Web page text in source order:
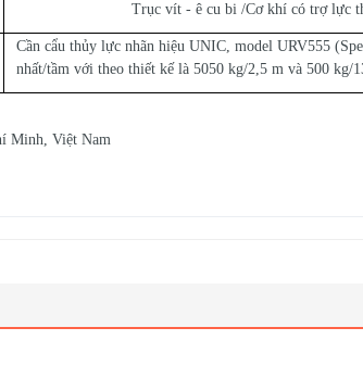
Trục vít - ê cu bi /Cơ khí có trợ lực
Cần cẩu thủy lực nhãn hiệu UNIC, model URV555
nhất/tầm với theo thiết kế là 5050 kg/2,5 m và 500 kg/
Minh, Việt Nam